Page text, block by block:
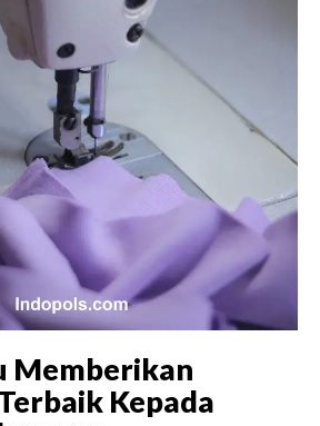
Memberikan
Kepada